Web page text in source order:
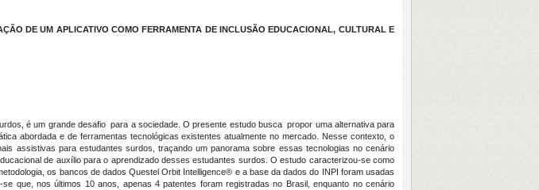
DE UM APLICATIVO COMO FERRAMENTA DE INCLUSÃO EDUCACIONAL, CULTURAL E
é um grande desafio para a sociedade. O presente estudo busca propor uma alternativa para
abordada e de ferramentas tecnológicas existentes atualmente no mercado. Nesse contexto, o
assistivas para estudantes surdos, traçando um panorama sobre essas tecnologias no cenário
de auxílio para o aprendizado desses estudantes surdos. O estudo caracterizou-se como
os bancos de dados Questel Orbit Intelligence® e a base da dados do INPI foram usadas
que, nos últimos 10 anos, apenas 4 patentes foram registradas no Brasil, enquanto no cenário